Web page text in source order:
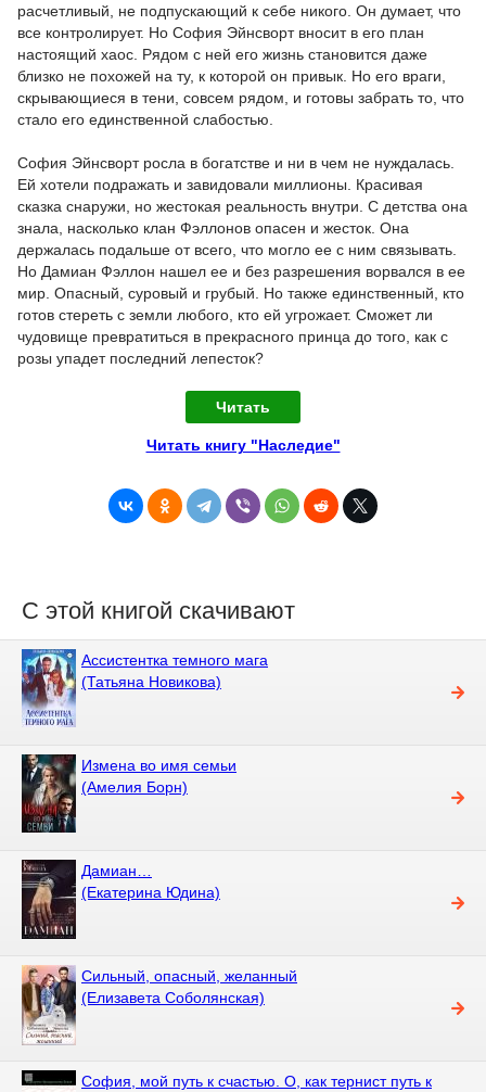
расчетливый, не подпускающий к себе никого. Он думает, что
все контролирует. Но София Эйнсворт вносит в его план
настоящий хаос. Рядом с ней его жизнь становится даже
близко не похожей на ту, к которой он привык. Но его враги,
скрывающиеся в тени, совсем рядом, и готовы забрать то, что
стало его единственной слабостью.
София Эйнсворт росла в богатстве и ни в чем не нуждалась.
Ей хотели подражать и завидовали миллионы. Красивая
сказка снаружи, но жестокая реальность внутри. С детства она
знала, насколько клан Фэллонов опасен и жесток. Она
держалась подальше от всего, что могло ее с ним связывать.
Но Дамиан Фэллон нашел ее и без разрешения ворвался в ее
мир. Опасный, суровый и грубый. Но также единственный, кто
готов стереть с земли любого, кто ей угрожает. Сможет ли
чудовище превратиться в прекрасного принца до того, как с
розы упадет последний лепесток?
Читать
Читать книгу "Наследие"
С этой книгой скачивают
Ассистентка темного мага
(Татьяна Новикова)
Измена во имя семьи
(Амелия Борн)
Дамиан…
(Екатерина Юдина)
Сильный, опасный, желанный
(Елизавета Соболянская)
София, мой путь к счастью. О, как тернист путь к